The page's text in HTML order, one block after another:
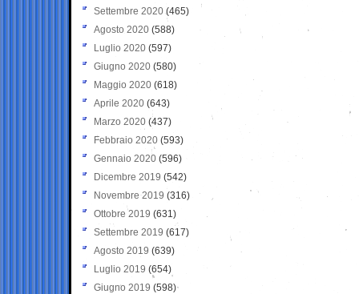
Settembre 2020(465)
Agosto 2020 (588)
Luglio 2020 (597)
Giugno 2020 (580)
Maggio 2020 (618)
Aprile 2020 (643)
Marzo 2020 (437)
Febbraio 2020 (593)
Gennaio 2020 (596)
Dicembre 2019 (542)
Novembre 2019 (316)
Ottobre 2019 (631)
Settembre 2019 (617)
Agosto 2019 (639)
Luglio 2019 (654)
Giugno 2019 (598)